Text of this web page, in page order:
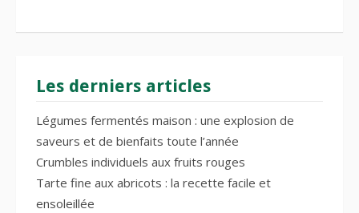
Les derniers articles
Légumes fermentés maison : une explosion de
saveurs et de bienfaits toute l’année
Crumbles individuels aux fruits rouges
Tarte fine aux abricots : la recette facile et
ensoleillée